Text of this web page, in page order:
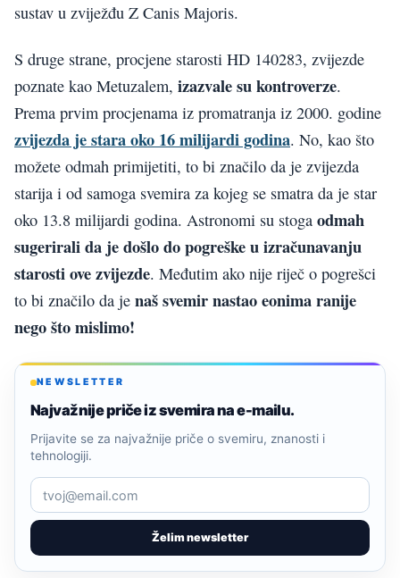
sustav u zviježđu Z Canis Majoris.
S druge strane, procjene starosti HD 140283, zvijezde
poznate kao Metuzalem, izazvale su kontroverze.
Prema prvim procjenama iz promatranja iz 2000. godine
zvijezda je stara oko 16 milijardi godina. No, kao što
možete odmah primijetiti, to bi značilo da je zvijezda
starija i od samoga svemira za kojeg se smatra da je star
oko 13.8 milijardi godina. Astronomi su stoga odmah
sugerirali da je došlo do pogreške u izračunavanju
starosti ove zvijezde. Međutim ako nije riječ o pogrešci
to bi značilo da je naš svemir nastao eonima ranije
nego što mislimo!
NEWSLETTER
Najvažnije priče iz svemira na e-mailu.
Želim newsletter
Prijavite se za najvažnije priče o svemiru, znanosti i
tehnologiji.